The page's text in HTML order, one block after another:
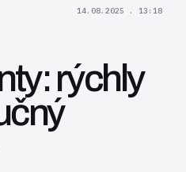
14.08.2025 . 13:18
rýchly